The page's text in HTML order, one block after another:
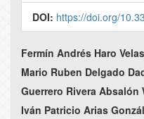
DOI: https://doi.org/
Main
Article
Content
Fermín Andrés Haro
Mario Ruben Delgado
Guerrero Rivera Absalón
Iván Patricio Arias